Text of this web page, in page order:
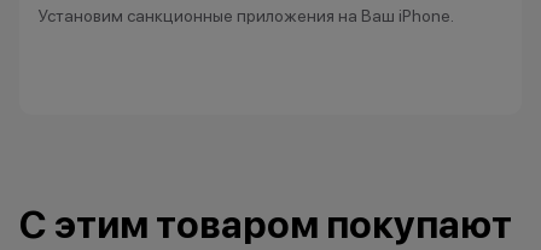
Установим санкционные приложения на Ваш iPhone.
С этим товаром покупают